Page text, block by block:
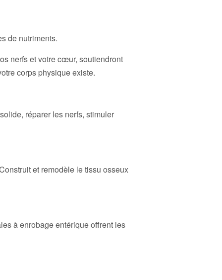
de nutriments.
nerfs et votre cœur, soutiendront
corps physique existe.
réparer les nerfs, stimuler
et remodèle le tissu osseux
à enrobage entérique offrent les